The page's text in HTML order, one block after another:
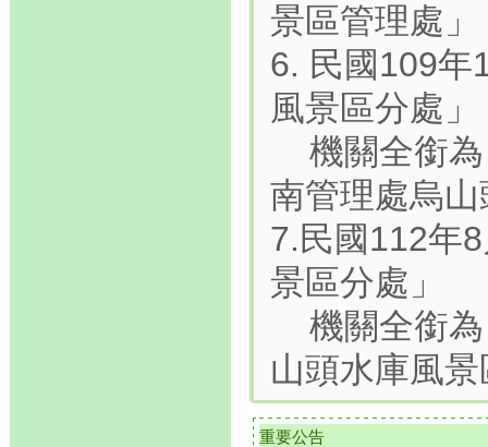
景區管理處」
6. 民國109年
風景區分處」
機關全銜為
南管理處烏
7.民國112年
景區分處」
機關全銜為
山頭水庫風
重要公告